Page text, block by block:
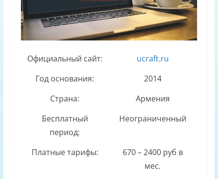
Официальный сайт:
ucraft.ru
Год основания:
2014
Страна:
Армения
Бесплатный
период:
Неограниченный
Платные тарифы:
670 – 2400 руб в
мес.